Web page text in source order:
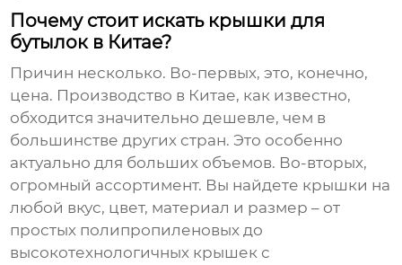
Почему стоит искать крышки для
бутылок в Китае?
Причин несколько. Во-первых, это, конечно,
цена. Производство в Китае, как известно,
обходится значительно дешевле, чем в
большинстве других стран. Это особенно
актуально для больших объемов. Во-вторых,
огромный ассортимент. Вы найдете крышки на
любой вкус, цвет, материал и размер – от
простых полипропиленовых до
высокотехнологичных крышек с